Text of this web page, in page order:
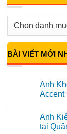
BÀI VIẾT MỚI
Anh
Accent
bình
luận
ở
Anh
tại